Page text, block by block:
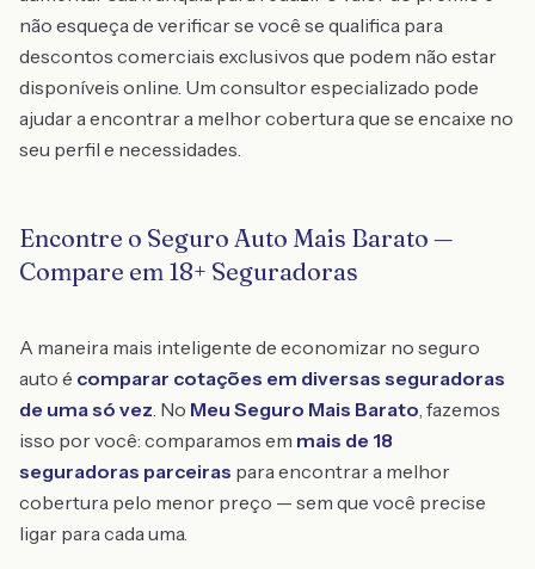
não esqueça de verificar se você se qualifica para
descontos comerciais exclusivos que podem não estar
disponíveis online. Um consultor especializado pode
ajudar a encontrar a melhor cobertura que se encaixe no
seu perfil e necessidades.
Encontre o Seguro Auto Mais Barato —
Compare em 18+ Seguradoras
A maneira mais inteligente de economizar no seguro
auto é comparar cotações em diversas seguradoras
de uma só vez. No Meu Seguro Mais Barato, fazemos
isso por você: comparamos em mais de 18
seguradoras parceiras para encontrar a melhor
cobertura pelo menor preço — sem que você precise
ligar para cada uma.